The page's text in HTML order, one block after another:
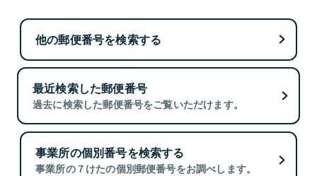
他の郵便番号を検索する
最近検索した郵便番号
過去に検索した郵便番号をご覧いただけます。
事業所の個別番号を検索する
事業所の７けたの個別郵便番号をお調べします。